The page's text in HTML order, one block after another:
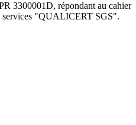
3300001D, répondant au cahier
services "QUALICERT SGS".